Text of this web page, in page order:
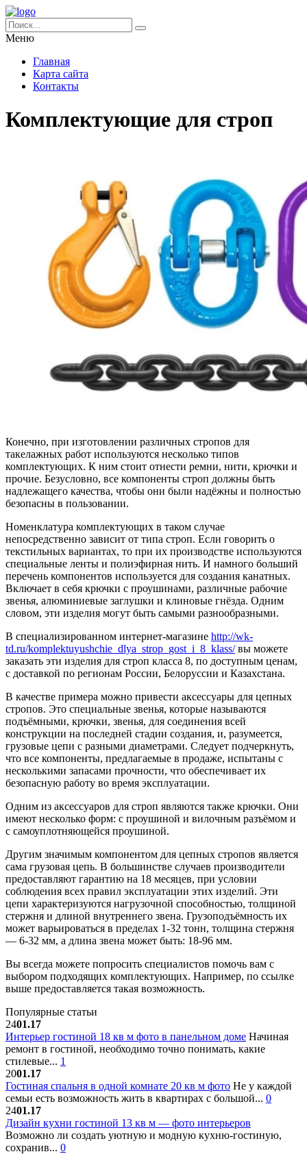
Меню
Главная
Карта сайта
Контакты
Комплектующие для строп
Конечно, при изготовлении различных стропов для
такелажных работ используются несколько типов
комплектующих. К ним стоит отнести ремни, нити, крючки и
прочие. Безусловно, все компоненты строп должны быть
надлежащего качества, чтобы они были надёжны и полностью
безопасны в пользовании.
Номенклатура комплектующих в таком случае
непосредственно зависит от типа строп. Если говорить о
текстильных вариантах, то при их производстве используются
специальные ленты и полиэфирная нить. И намного больший
перечень компонентов используется для создания канатных.
Включает в себя крючки с проушинами, различные рабочие
звенья, алюминиевые заглушки и клиновые гнёзда. Одним
словом, эти изделия могут быть самыми разнообразными.
В специализированном интернет-магазине http://wk-
td.ru/komplektuyushchie_dlya_strop_gost_i_8_klass/вы можете
заказать эти изделия для строп класса 8, по доступным ценам,
с доставкой по регионам России, Белоруссии и Казахстана.
В качестве примера можно привести аксессуары для цепных
стропов. Это специальные звенья, которые называются
подъёмными, крючки, звенья, для соединения всей
конструкции на последней стадии создания, и, разумеется,
грузовые цепи с разными диаметрами. Следует подчеркнуть,
что все компоненты, предлагаемые в продаже, испытаны с
несколькими запасами прочности, что обеспечивает их
безопасную работу во время эксплуатации.
Одним из аксессуаров для строп являются также крючки. Они
имеют несколько форм: с проушиной и вилочным разъёмом и
с самоуплотняющейся проушиной.
Другим значимым компонентом для цепных стропов является
сама грузовая цепь. В большинстве случаев производители
предоставляют гарантию на 18 месяцев, при условии
соблюдения всех правил эксплуатации этих изделий. Эти
цепи характеризуются нагрузочной способностью, толщиной
стержня и длиной внутреннего звена. Грузоподъёмность их
может варьироваться в пределах 1-32 тонн, толщина стержня
— 6-32 мм, а длина звена может быть: 18-96 мм.
Вы всегда можете попросить специалистов помочь вам с
выбором подходящих комплектующих. Например, по ссылке
выше предоставляется такая возможность.
Популярные статьи
2401.17
Интерьер гостиной 18 кв м фото в панельном доме Начиная
ремонт в гостиной, необходимо точно понимать, какие
стилевые... 1
2001.17
Гостиная спальня в одной комнате 20 кв м фото Не у каждой
семьи есть возможность жить в квартирах с большой... 0
2401.17
Дизайн кухни гостиной 13 кв м — фото интерьеров
Возможно ли создать уютную и модную кухню-гостиную,
сохранив... 0